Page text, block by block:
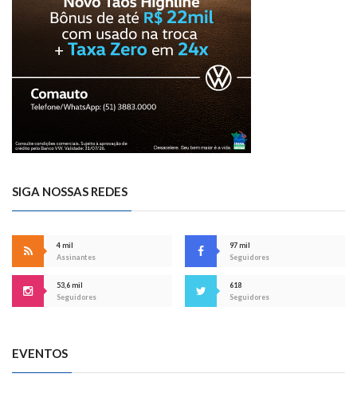
SIGA NOSSAS REDES
4 mil
Assinantes
97 mil
Seguidores
53,6 mil
Seguidores
618
Seguidores
EVENTOS